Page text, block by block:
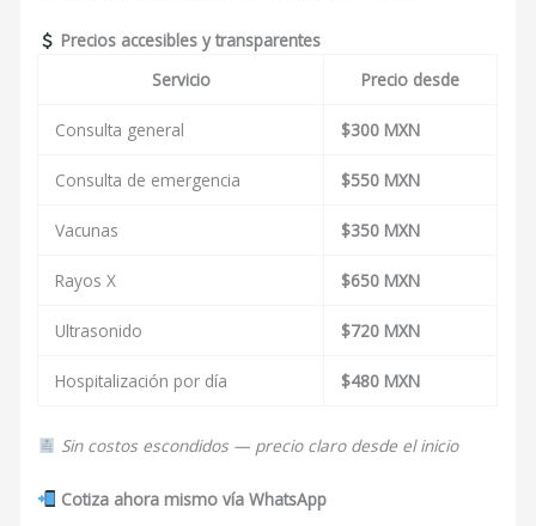
Precios accesibles y transparentes
Servicio
Precio desde
Consulta general $300 MXN
Consulta de emergencia $550 MXN
Vacunas $350 MXN
Rayos X $650 MXN
Ultrasonido $720 MXN
Hospitalización por día $480 MXN
Sin costos escondidos — precio claro desde el inicio
Cotiza ahora mismo vía WhatsApp